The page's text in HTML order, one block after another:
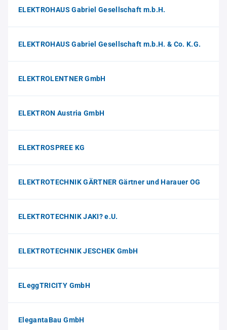
ELEKTROHAUS Gabriel Gesellschaft m.b.H.
ELEKTROHAUS Gabriel Gesellschaft m.b.H. & Co. K.G.
ELEKTROLENTNER GmbH
ELEKTRON Austria GmbH
ELEKTROSPREE KG
ELEKTROTECHNIK GÄRTNER Gärtner und Harauer OG
ELEKTROTECHNIK JAKI? e.U.
ELEKTROTECHNIK JESCHEK GmbH
ELeggTRICITY GmbH
ElegantaBau GmbH